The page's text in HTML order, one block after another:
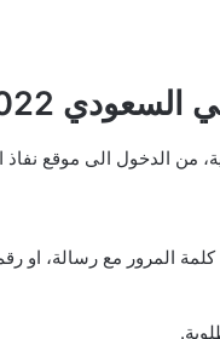
2022
من الدخول الى موقع
المرور مع رسالة، او